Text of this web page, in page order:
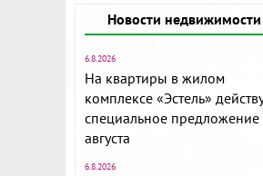
Новости недвижимости
6.8.2026
На квартиры в жилом
комплексе «Эстель»
специальное предложение
августа
6.8.2026